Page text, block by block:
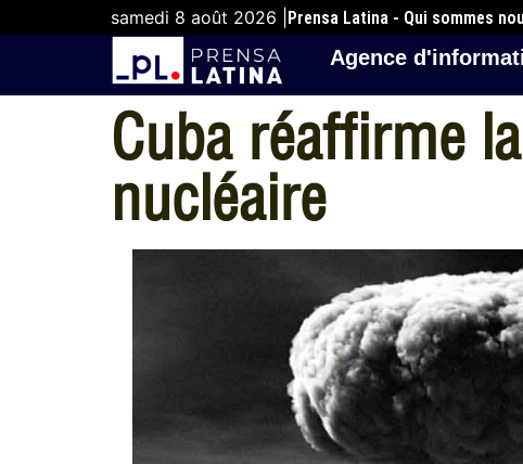
samedi 8 août 2026 | Prensa Latina - Qui sommes
Agence
Cuba réaffirme
nucléaire